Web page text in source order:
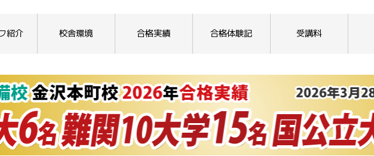
紹介 校舎環境 合格実績 合格体験記 受講料